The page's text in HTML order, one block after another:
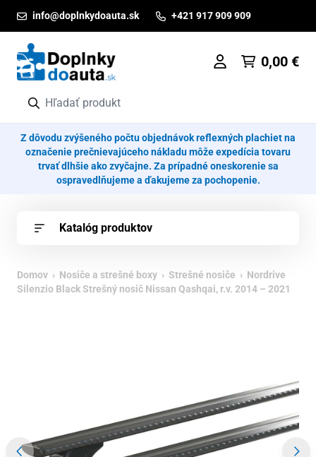
info@doplnkydoauta.sk +421 917 909 909
0,00 €
Z dôvodu zvýšeného počtu objednávok reflexných plachiet na
označenie prečnievajúceho nákladu môže expedícia tovaru
trvať dlhšie ako zvyčajne. Za prípadné oneskorenie sa
ospravedlňujeme a ďakujeme za pochopenie.
Katalóg produktov
Domov › Nosiče a strešné boxy › Strešné nosiče › Nordrive
Silenzio Black Strešný nosič Nissan Qashqai, r.v. 2014 – 2021